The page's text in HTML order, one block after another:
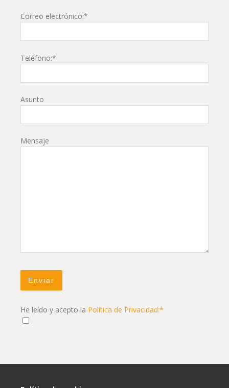
Correo electrónico:*
Teléfono:*
Asunto
Mensaje
He leído y acepto la Política de Privacidad:*